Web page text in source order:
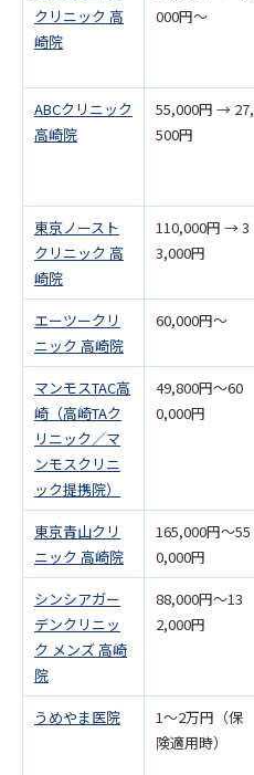
クリニック 高
崎院
000円〜
ABCクリニック
高崎院
55,000円 → 27,
500円
東京ノースト
クリニック 高
崎院
110,000円 → 3
3,000円
エーツークリ
ニック 高崎院
60,000円〜
マンモスTAC高
崎（高崎TAク
リニック／マ
ンモスクリニ
ック提携院）
49,800円〜60
0,000円
東京青山クリ
ニック 高崎院
165,000円〜55
0,000円
シンシアガー
デンクリニッ
ク メンズ 高崎
院
88,000円〜13
2,000円
うめやま医院
1〜2万円（保
険適用時）